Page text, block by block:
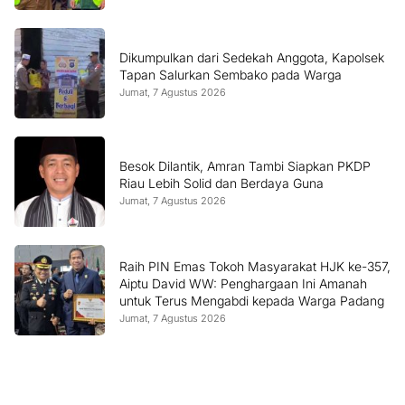
Dikumpulkan dari Sedekah Anggota, Kapolsek
Tapan Salurkan Sembako pada Warga
Jumat, 7 Agustus 2026
Besok Dilantik, Amran Tambi Siapkan PKDP
Riau Lebih Solid dan Berdaya Guna
Jumat, 7 Agustus 2026
Raih PIN Emas Tokoh Masyarakat HJK ke-357,
Aiptu David WW: Penghargaan Ini Amanah
untuk Terus Mengabdi kepada Warga Padang
Jumat, 7 Agustus 2026